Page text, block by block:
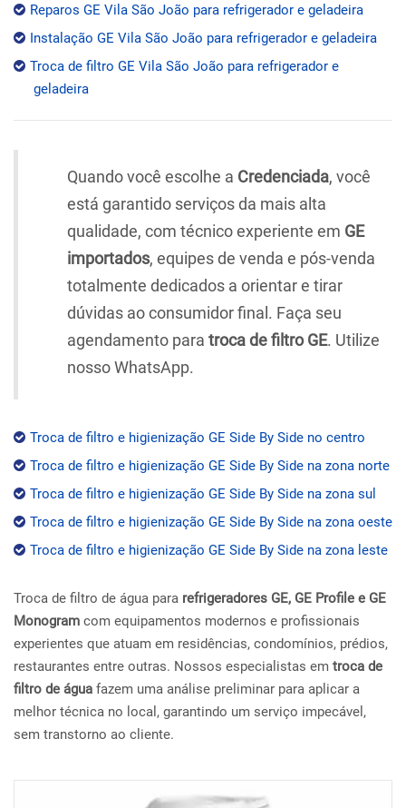
Reparos GE Vila São João para refrigerador e geladeira
Instalação GE Vila São João para refrigerador e geladeira
Troca de filtro GE Vila São João para refrigerador e
geladeira
Quando você escolhe a Credenciada, você
está garantido serviços da mais alta
qualidade, com técnico experiente em GE
importados, equipes de venda e pós-venda
totalmente dedicados a orientar e tirar
dúvidas ao consumidor final. Faça seu
agendamento para troca de filtro GE. Utilize
nosso WhatsApp.
Troca de filtro e higienização GE Side By Side no centro
Troca de filtro e higienização GE Side By Side na zona norte
Troca de filtro e higienização GE Side By Side na zona sul
Troca de filtro e higienização GE Side By Side na zona oeste
Troca de filtro e higienização GE Side By Side na zona leste
Troca de filtro de água para refrigeradores GE, GE Profile e GE
Monogram com equipamentos modernos e profissionais
experientes que atuam em residências, condomínios, prédios,
restaurantes entre outras. Nossos especialistas em troca de
filtro de água fazem uma análise preliminar para aplicar a
melhor técnica no local, garantindo um serviço impecável,
sem transtorno ao cliente.